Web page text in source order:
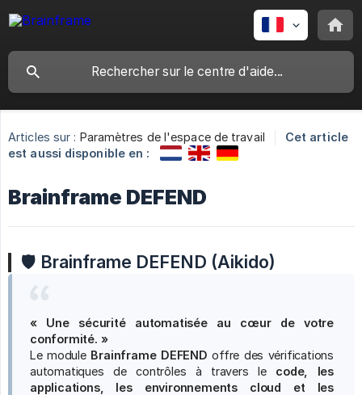
Articles sur : Paramètres de l'espace de travail
Cet article
est aussi disponible en :
Brainframe DEFEND
🛡️ Brainframe DEFEND (Aikido)
« Une sécurité automatisée au cœur de votre
conformité. »
Le module Brainframe DEFEND offre des vérifications
automatiques de contrôles à travers le code, les
applications, les environnements cloud et les